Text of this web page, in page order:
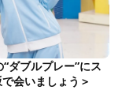
ダブルプレー”にス
会いましょう＞